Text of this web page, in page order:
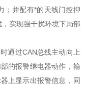
；并配有*的天线门控抑
实现强干扰环境下局部
通过CAN总线主动向上
的报警继电器动作，输
上显示出报警信息，同